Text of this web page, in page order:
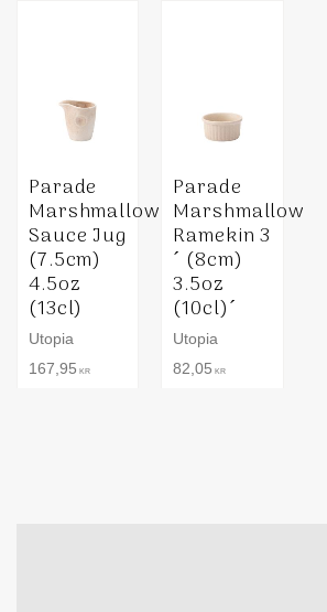
Parade
Marshmallow
Sauce Jug
(7.5cm)
4.5oz
(13cl)
Utopia
167,95 KR
Parade
Marshmallow
Ramekin 3
´ (8cm)
3.5oz
(10cl)´
Utopia
82,05 KR